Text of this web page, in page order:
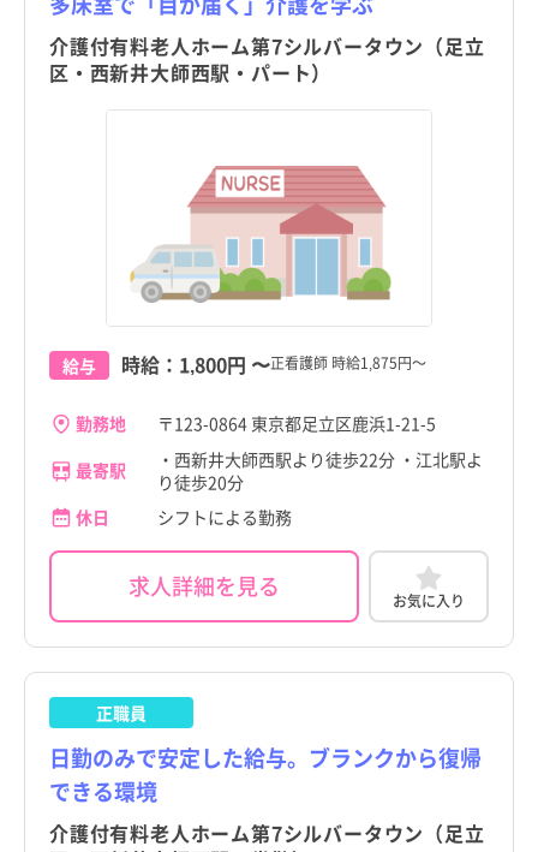
徳島県
香川県
愛媛県
佐賀県
長崎県
熊本県
鹿児島県
沖縄県
tax_region
東久留米市
多摩市
西東京市
瑞穂町
日の出町
檜原村
奥多摩町
大島町
利島村
新島村
神津島村
三宅村
御蔵島村
八丈町
綾瀬駅
介護付有料老人ホーム第7シルバータウン（足立
区・西新井大師西駅・パート）
給与 時給： 1,800円 〜正看護師 時給1,875円～
勤務地
〒123-0864 東京都足立区鹿浜1-21-5
最寄駅
・西新井大師西駅より徒歩22分 ・江北駅よ
り徒歩20分
休日
シフトによる勤務
求人詳細を見る お気に入り
正職員
日勤のみで安定した給与。ブランクから復帰
できる環境
介護付有料老人ホーム第7シルバータウン（足立
徳島県
香川県
愛媛県
佐賀県
長崎県
熊本県
鹿児島県
沖縄県
tax_region
東久留米市
多摩市
西東京市
瑞穂町
日の出町
檜原村
奥多摩町
大島町
利島村
新島村
神津島村
三宅村
御蔵島村
八丈町
綾瀬駅